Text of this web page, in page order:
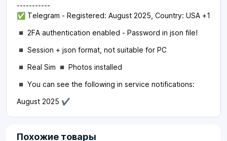
-----------
✅ Telegram - Registered: August 2025, Country: USA +1
◾️ 2FA authentication enabled - Password in json file!
◾️ Session + json format, not suitable for PC
◾️ Real Sim ◾️ Photos installed
◾️ You can see the following in service notifications:
August 2025 ✔
Похожие товары